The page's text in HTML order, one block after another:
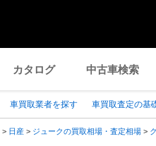
カタログ 中古車検索
車買取業者を探す 車買取査定の基
> 日産 > ジュークの買取相場・査定相場 >